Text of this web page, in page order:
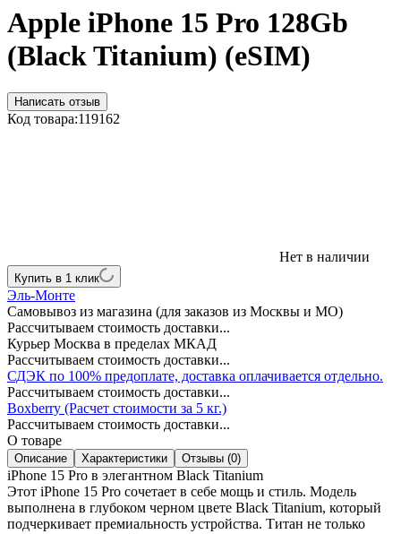
Apple iPhone 15 Pro 128Gb
(Black Titanium) (eSIM)
Написать отзыв
Код товара:119162
Нет в наличии
Купить в 1 клик
Эль-Монте
Самовывоз из магазина (для заказов из Москвы и МО)
Рассчитываем стоимость доставки...
Курьер Москва в пределах МКАД
Рассчитываем стоимость доставки...
СДЭК по 100% предоплате, доставка оплачивается отдельно.
Рассчитываем стоимость доставки...
Boxberry (Расчет стоимости за 5 кг.)
Рассчитываем стоимость доставки...
О товаре
Описание Характеристики Отзывы (0)
iPhone 15 Pro в элегантном Black Titanium
Этот iPhone 15 Pro сочетает в себе мощь и стиль. Модель
выполнена в глубоком черном цвете Black Titanium, который
подчеркивает премиальность устройства. Титан не только